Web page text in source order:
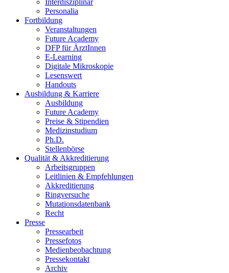
Interdisziplinär
Personalia
Fortbildung
Veranstaltungen
Future Academy
DFP für ÄrztInnen
E-Learning
Digitale Mikroskopie
Lesenswert
Handouts
Ausbildung & Karriere
Ausbildung
Future Academy
Preise & Stipendien
Medizinstudium
Ph.D.
Stellenbörse
Qualität & Akkreditierung
Arbeitsgruppen
Leitlinien & Empfehlungen
Akkreditierung
Ringversuche
Mutationsdatenbank
Recht
Presse
Pressearbeit
Pressefotos
Medienbeobachtung
Pressekontakt
Archiv